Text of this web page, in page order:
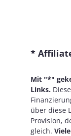
*
Mit "*"
Links.
über diese
Provision,
gleich.